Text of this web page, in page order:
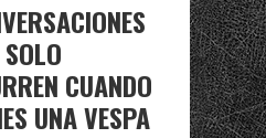
CUANDO
UNA VESPA